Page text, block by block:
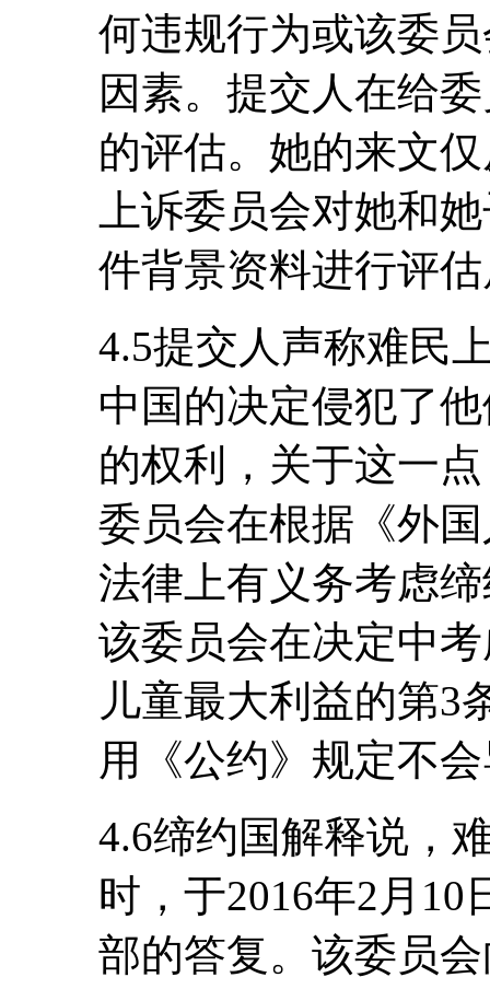
何违规行为或该委
因素。提交人在给
的评估。她的来文
上诉委员会对她和
件背景资料进行评
4.5提交人声称难民
中国的决定侵犯了
的权利，关于这一
委员会在根据《外
法律上有义务考虑
该委员会在决定中
儿童最大利益的第3
用《公约》规定不
4.6缔约国解释说，
时，于2016年2月
部的答复。该委员